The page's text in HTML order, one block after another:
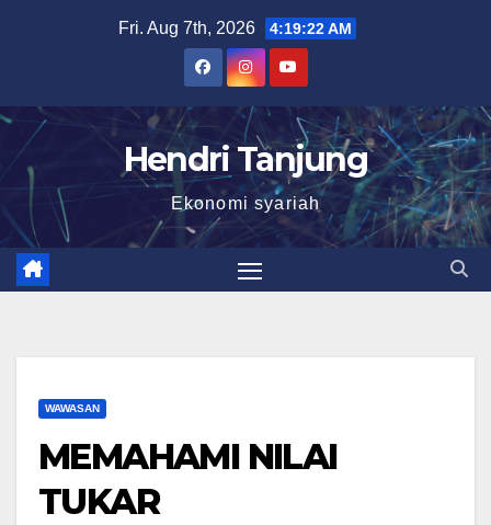
Fri. Aug 7th, 2026 4:19:23 AM
Hendri Tanjung
Ekonomi syariah
WAWASAN
MEMAHAMI NILAI
TUKAR